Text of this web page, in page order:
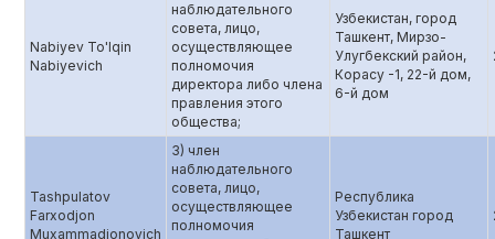
Nabiyev To'lqin
Nabiyevich
наблюдательного
совета, лицо,
осуществляющее
полномочия
директора либо члена
правления этого
общества;
Узбекистан, город
Ташкент, Мирзо-
Улугбекский район,
Корасу -1, 22-й дом,
6-й дом
Tashpulatov
Farxodjon
Muxammadjonovich
3) член
наблюдательного
совета, лицо,
осуществляющее
полномочия
Республика
Узбекистан город
Ташкент